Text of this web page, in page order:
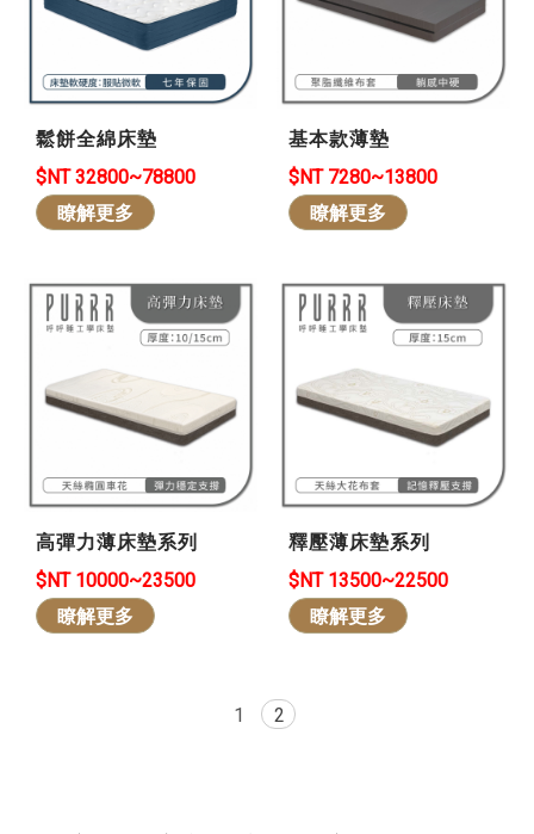
鬆餅全綿床墊
$NT 32800~78800
瞭解更多
基本款薄墊
$NT 7280~13800
瞭解更多
高彈力薄床墊系列
$NT 10000~23500
瞭解更多
釋壓薄床墊系列
$NT 13500~22500
瞭解更多
1 2